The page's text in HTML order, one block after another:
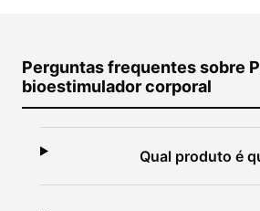
Perguntas frequentes sobre
bioestimulador corporal
Qual produto é